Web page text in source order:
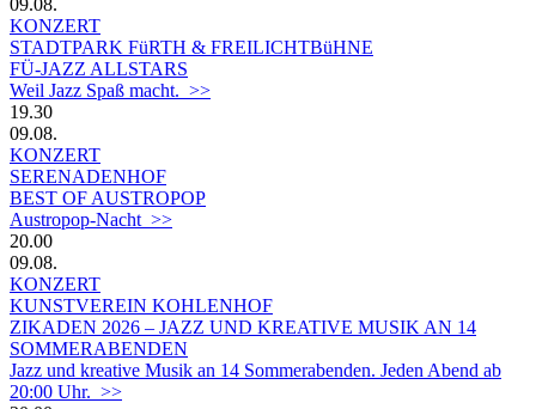
KONZERT
STADTPARK FüRTH & FREILICHTBüHNE
FÜ-JAZZ ALLSTARS
Weil Jazz Spaß macht. >>
19.30
09.08.
KONZERT
SERENADENHOF
BEST OF AUSTROPOP
Austropop-Nacht >>
20.00
09.08.
KONZERT
KUNSTVEREIN KOHLENHOF
ZIKADEN 2026 – JAZZ UND KREATIVE MUSIK AN 14
SOMMERABENDEN
Jazz und kreative Musik an 14 Sommerabenden. Jeden Abend ab
20:00 Uhr. >>